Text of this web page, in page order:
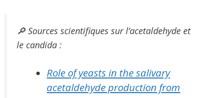
🔎 Sources scientifiques sur l’acetaldehyde et
le candida :
Role of yeasts in the salivary
acetaldehyde production from